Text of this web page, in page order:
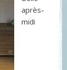
après-
midi